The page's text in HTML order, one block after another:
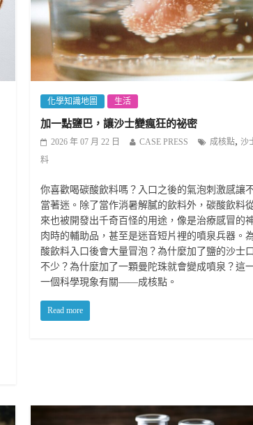
化學知識地圖 生活
加一點鹽巴，讓沙士變瘋狂的祕密
2026 年 07 月 22 日 CASE PRESS 成核點,沙
料
你喜歡喝碳酸飲料嗎？入口之後的氣泡刺激感讓
當著迷。除了當作消暑解膩的飲料外，碳酸飲料
來也被開發出千奇百怪的用途，像是治療感冒的
肉時的輔助品，甚至是迷音短片裡的噴泉兵器。
酸飲料入口後會大量冒泡？為什麼加了鹽的沙士
不少？為什麼加了一顆曼陀珠就會變成噴泉？這
一個科學現象有關——成核點。
Read more